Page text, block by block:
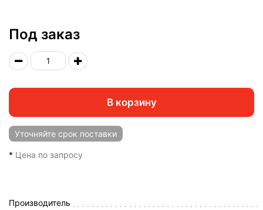
Под заказ
В корзину
Уточняйте срок поставки
* Цена по запросу
Производитель